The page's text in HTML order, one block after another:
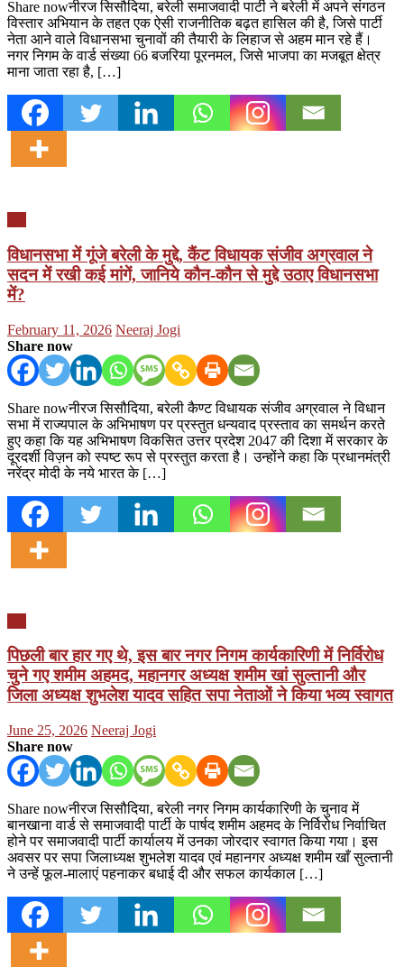
Share nowनीरज सिसौदिया, बरेली समाजवादी पार्टी ने बरेली में अपने संगठन
विस्तार अभियान के तहत एक ऐसी राजनीतिक बढ़त हासिल की है, जिसे पार्टी
नेता आने वाले विधानसभा चुनावों की तैयारी के लिहाज से अहम मान रहे हैं।
नगर निगम के वार्ड संख्या 66 बजरिया पूरनमल, जिसे भाजपा का मजबूत क्षेत्र
माना जाता रहा है, […]
विधानसभा में गूंजे बरेली के मुद्दे, कैंट विधायक संजीव अग्रवाल ने
सदन में रखी कई मांगें, जानिये कौन-कौन से मुद्दे उठाए विधानसभा
में?
Posted
on
February 11, 2026 Author
Neeraj Jogi
Share now
Share nowनीरज सिसौदिया, बरेली कैण्ट विधायक संजीव अग्रवाल ने विधान
सभा में राज्यपाल के अभिभाषण पर प्रस्तुत धन्यवाद प्रस्ताव का समर्थन करते
हुए कहा कि यह अभिभाषण विकसित उत्तर प्रदेश 2047 की दिशा में सरकार के
दूरदर्शी विज़न को स्पष्ट रूप से प्रस्तुत करता है। उन्होंने कहा कि प्रधानमंत्री
नरेंद्र मोदी के नये भारत के […]
पिछली बार हार गए थे, इस बार नगर निगम कार्यकारिणी में निर्विरोध
चुने गए शमीम अहमद, महानगर अध्यक्ष शमीम खां सुल्तानी और
जिला अध्यक्ष शुभलेश यादव सहित सपा नेताओं ने किया भव्य स्वागत
Posted
on
June 25, 2026 Author
Neeraj Jogi
Share now
Share nowनीरज सिसौदिया, बरेली नगर निगम कार्यकारिणी के चुनाव में
बानखाना वार्ड से समाजवादी पार्टी के पार्षद शमीम अहमद के निर्विरोध निर्वाचित
होने पर समाजवादी पार्टी कार्यालय में उनका जोरदार स्वागत किया गया। इस
अवसर पर सपा जिलाध्यक्ष शुभलेश यादव एवं महानगर अध्यक्ष शमीम खाँ सुल्तानी
ने उन्हें फूल-मालाएं पहनाकर बधाई दी और सफल कार्यकाल […]